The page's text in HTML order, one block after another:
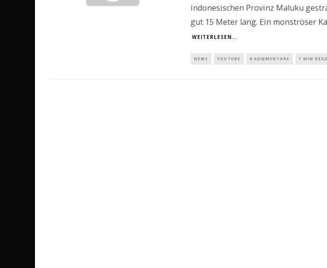
indonesischen Provinz Maluku
gut 15 Meter lang. Ein monströser
WEITERLESEN...
NEWS YOUTUBE 0 KOMMENTARE 1 MIN READ